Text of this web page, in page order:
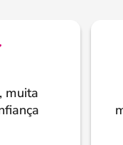
muita